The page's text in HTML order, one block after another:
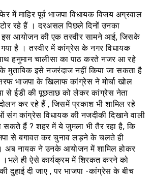
में माहिर पूर्व भाजपा विधायक विजय अग्रवाल
रहे हैं । दरअसल पिछले दिनों उनका
इस आयोजन की एक तस्वीर सामने आई, जिसके
है । तस्वीर में कांग्रेस के नगर विधायक
हनुमान चालीसा का पाठ करते नजर आ रहे
मुताबिक इसे नजरंदाज नहीं किया जा सकता है
भाजपा के खिलाफ कांग्रेस ने मोर्चा खोल
से ईडी की पूछताछ को लेकर कांग्रेस नेता
कर रहे हैं , जिसमें प्रकाश भी शामिल रहे
संग कांग्रेस विधायक की नजदीकी दिखाने वाली
सकते हैं ? शहर में ये जुमला भी तैर रहा है, कि
से बगावत कर चुनाव लड़ने के चलते ही
अब नायक ने उनके आयोजन में शामिल होकर
ही ऐसे कार्यक्रम में शिरकत करने को
दुहाई दी जाए , पर भाजपा -कांग्रेस के बीच